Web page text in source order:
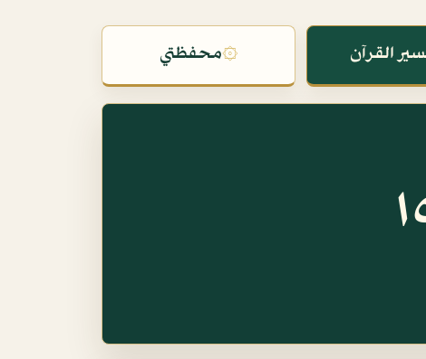
القرآن ۞محفظتي